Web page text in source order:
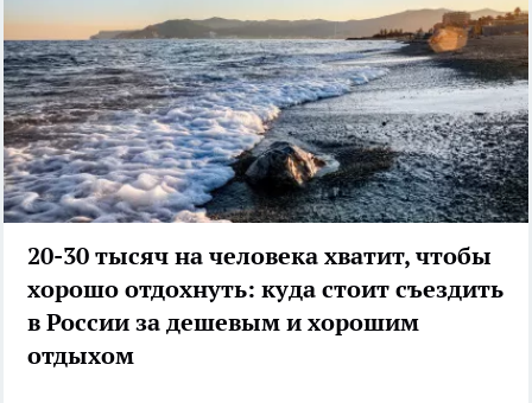
20-30 тысяч на человека хватит, чтобы
хорошо отдохнуть: куда стоит съездить
в России за дешевым и хорошим
отдыхом